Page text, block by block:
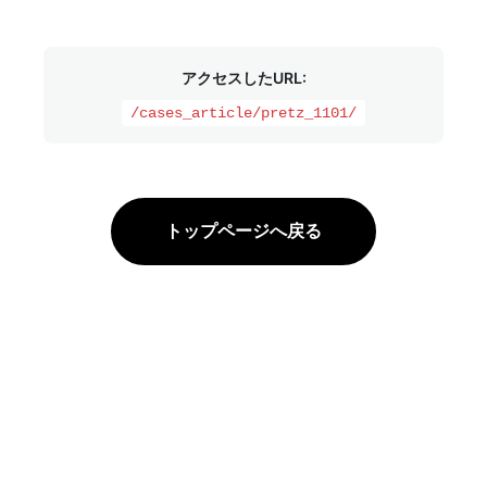
アクセスしたURL:
/cases_article/pretz_1101/
トップページへ戻る